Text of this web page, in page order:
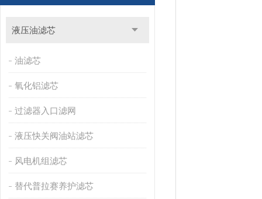
液压油滤芯
油滤芯
氧化铝滤芯
过滤器入口滤网
液压快关阀油站滤芯
风电机组滤芯
替代普拉赛养护滤芯